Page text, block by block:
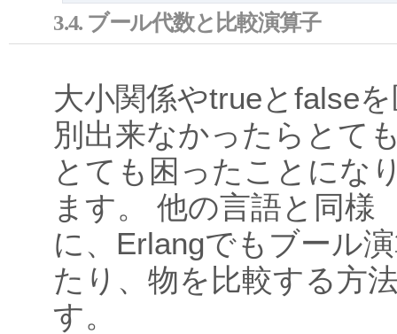
3.4. ブール代数と比較演算子
大小関係やtrueとfalse
別出来なかったらとて
とても困ったことにな
ます。 他の言語と同様
に、Erlangでもブール
たり、物を比較する方
す。